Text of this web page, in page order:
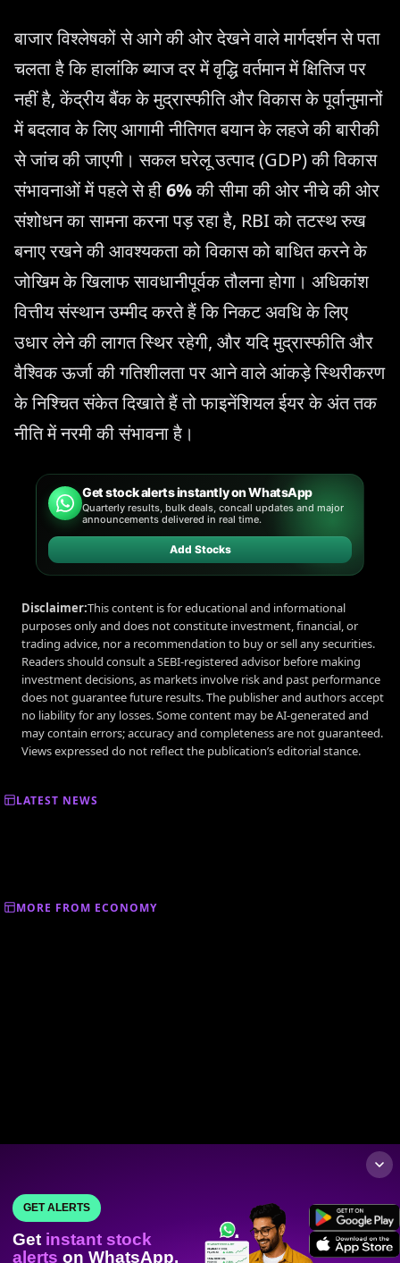
बाजार विश्लेषकों से आगे की ओर देखने वाले मार्गदर्शन से पता
चलता है कि हालांकि ब्याज दर में वृद्धि वर्तमान में क्षितिज पर
नहीं है, केंद्रीय बैंक के मुद्रास्फीति और विकास के पूर्वानुमानों
में बदलाव के लिए आगामी नीतिगत बयान के लहजे की बारीकी
से जांच की जाएगी। सकल घरेलू उत्पाद (GDP) की विकास
संभावनाओं में पहले से ही6%की सीमा की ओर नीचे की ओर
संशोधन का सामना करना पड़ रहा है, RBI को तटस्थ रुख
बनाए रखने की आवश्यकता को विकास को बाधित करने के
जोखिम के खिलाफ सावधानीपूर्वक तौलना होगा। अधिकांश
वित्तीय संस्थान उम्मीद करते हैं कि निकट अवधि के लिए
उधार लेने की लागत स्थिर रहेगी, और यदि मुद्रास्फीति और
वैश्विक ऊर्जा की गतिशीलता पर आने वाले आंकड़े स्थिरीकरण
के निश्चित संकेत दिखाते हैं तो फाइनेंशियल ईयर के अंत तक
नीति में नरमी की संभावना है।
Get stock alerts instantly on WhatsApp
Quarterly results, bulk deals, concall updates and major
announcements delivered in real time.
Add Stocks
Disclaimer:This content is for educational and informational
purposes only and does not constitute investment, financial, or
trading advice, nor a recommendation to buy or sell any securities.
Readers should consult a SEBI-registered advisor before making
investment decisions, as markets involve risk and past performance
does not guarantee future results. The publisher and authors accept
no liability for any losses. Some content may be AI-generated and
may contain errors; accuracy and completeness are not guaranteed.
Views expressed do not reflect the publication’s editorial stance.
LATEST NEWS
MORE FROM ECONOMY
GET ALERTS
Get instant stock
alerts on WhatsApp.